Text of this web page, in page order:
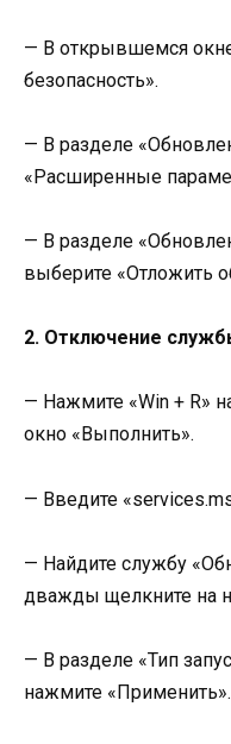
— В открывшемся
безопасность».
— В разделе
«Расширенные
— В разделе
выберите «Отложить
2. Отключение
— Нажмите «Win + R»
окно «Выполнить».
— Введите
— Найдите службу
дважды щелкните на
— В разделе «Тип
нажмите «Применить».